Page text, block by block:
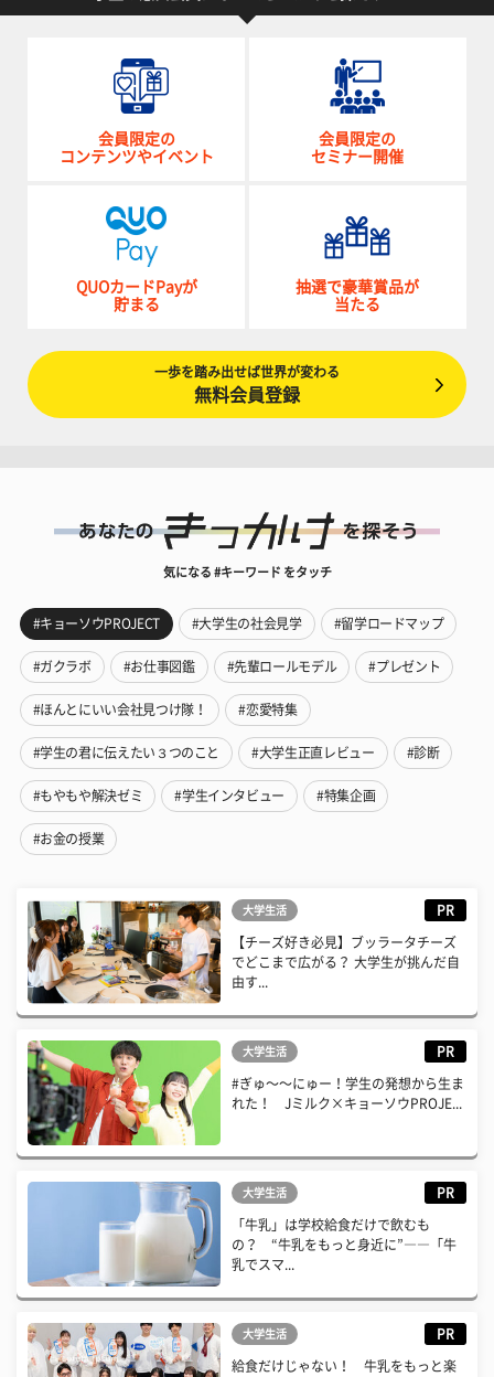
会員限定の
コンテンツやイベント
会員限定の
セミナー開催
QUOカードPayが
貯まる
抽選で豪華賞品が
当たる
一歩を踏み出せば世界が変わる
無料会員登録
気になる #キーワード をタッチ
#キョーソウPROJECT #大学生の社会見学 #留学ロードマップ
#ガクラボ #お仕事図鑑 #先輩ロールモデル #プレゼント
#ほんとにいい会社見つけ隊！ #恋愛特集
#学生の君に伝えたい３つのこと #大学生正直レビュー #診断
#もやもや解決ゼミ #学生インタビュー #特集企画
#お金の授業
大学生活 PR
【チーズ好き必見】ブッラータチーズ
でどこまで広がる？ 大学生が挑んだ自
由す...
大学生活 PR
#ぎゅ〜〜にゅー！学生の発想から生ま
れた！ Jミルク×キョーソウPROJE...
大学生活 PR
「牛乳」は学校給食だけで飲むも
の？ “牛乳をもっと身近に”――「牛
乳でスマ...
大学生活 PR
給食だけじゃない！ 牛乳をもっと楽